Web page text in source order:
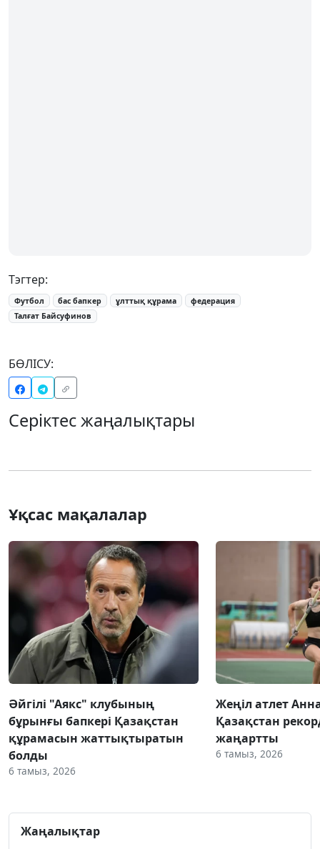
Тэгтер:
Футбол бас бапкер ұлттық құрама
федерация
Талғат Байсуфинов
БӨЛІСУ:
Серіктес жаңалықтары
Ұқсас мақалалар
Әйгілі "Аякс" клубының
бұрынғы бапкері Қазақстан
құрамасын жаттықтыратын
болды
6 тамыз, 2026
Жеңіл атлет
Қазақстан
жаңартты
6 тамыз, 2026
Жаңалықтар